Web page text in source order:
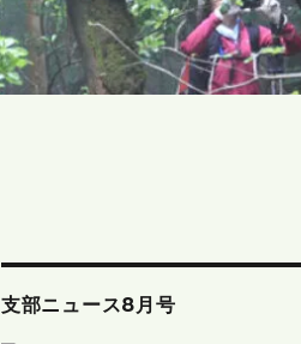
支部ニュース8月号